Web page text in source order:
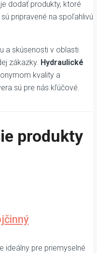
je dodať produkty, ktoré
pripravené na spoľahlivú
a skúsenosti v oblasti
zákazky. Hydraulické
kvality a
sú pre nás kľúčové.
produkty
ideálny pre priemyselné